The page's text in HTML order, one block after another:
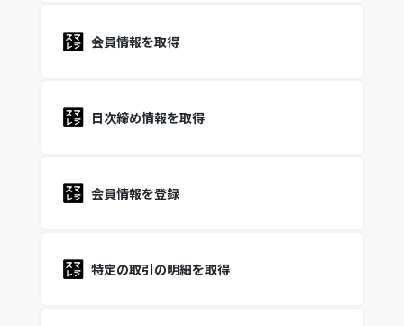
会員情報を取得
日次締め情報を取得
会員情報を登録
特定の取引の明細を取得